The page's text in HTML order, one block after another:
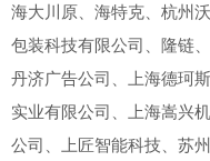
海大川原、海特克、杭州
包装科技有限公司、隆链
丹济广告公司、上海德珂
实业有限公司、上海嵩兴
公司、上匠智能科技、苏